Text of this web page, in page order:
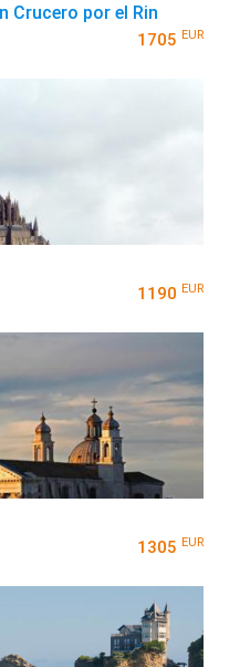
Crucero por el Rin
1705 EUR
1190 EUR
1305 EUR